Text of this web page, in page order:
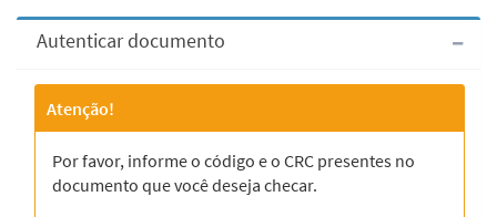
Autenticar documento
Atenção!
Por favor, informe o código e o CRC presentes no
documento que você deseja checar.